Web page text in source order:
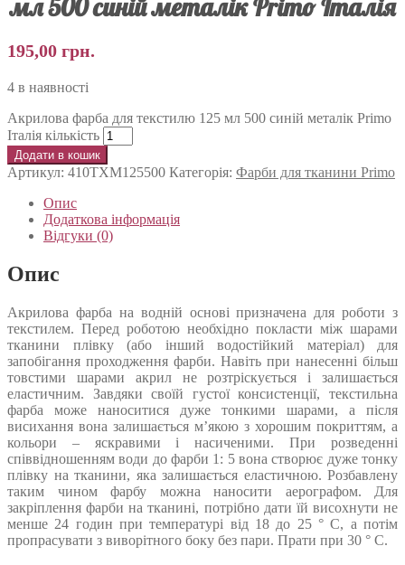
мл 500 синій металік Primo Італія
195,00 грн.
4 в наявності
Акрилова фарба для текстилю 125 мл 500 синій металік Primo
Італія кількість
Додати в кошик
Артикул: 410TXM125500 Категорія: Фарби для тканини Primo
Опис
Додаткова інформація
Відгуки (0)
Опис
Акрилова фарба на водній основі призначена для роботи з
текстилем. Перед роботою необхідно покласти між шарами
тканини плівку (або інший водостійкий матеріал) для
запобігання проходження фарби. Навіть при нанесенні більш
товстими шарами акрил не розтріскується і залишається
еластичним. Завдяки своїй густої консистенції, текстильна
фарба може наноситися дуже тонкими шарами, а після
висихання вона залишається м’якою з хорошим покриттям, а
кольори – яскравими і насиченими. При розведенні
співвідношенням води до фарби 1: 5 вона створює дуже тонку
плівку на тканини, яка залишається еластичною. Розбавлену
таким чином фарбу можна наносити аерографом. Для
закріплення фарби на тканині, потрібно дати їй висохнути не
менше 24 годин при температурі від 18 до 25 ° C, а потім
пропрасувати з виворітного боку без пари. Прати при 30 ° C.